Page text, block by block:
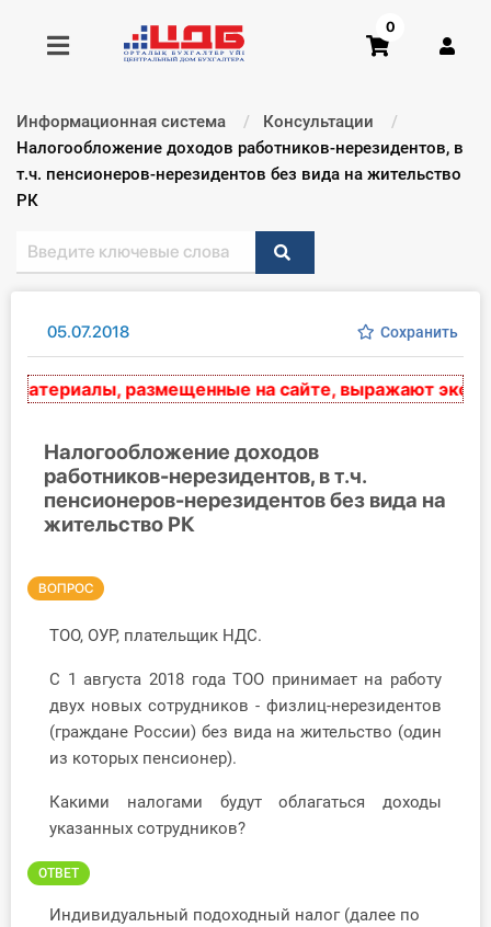
Получить консультацию
Главная ИС
Консультации
Библиотека бухгалтера
Инструменты
Вебинары
Справочник бухгалтера
Участник ВЭД
Практика ИП
Учет по отраслям
Юридический помощник
0
Информационная система
Консультации
Текущий:
Налогообложение доходов работников-нерезидентов, в
т.ч. пенсионеров-нерезидентов без вида на жительство
РК
05.07.2018 Сохранить
размещенные на сайте, выражают
Налогообложение доходов
работников-нерезидентов, в т.ч.
пенсионеров-нерезидентов без вида на
жительство РК
ВОПРОС
ТОО, ОУР, плательщик НДС.
С 1 августа 2018 года ТОО принимает на работу
двух новых сотрудников - физлиц-нерезидентов
(граждане России) без вида на жительство (один
из которых пенсионер).
Какими налогами будут облагаться доходы
указанных сотрудников?
ОТВЕТ
Индивидуальный подоходный налог (далее по